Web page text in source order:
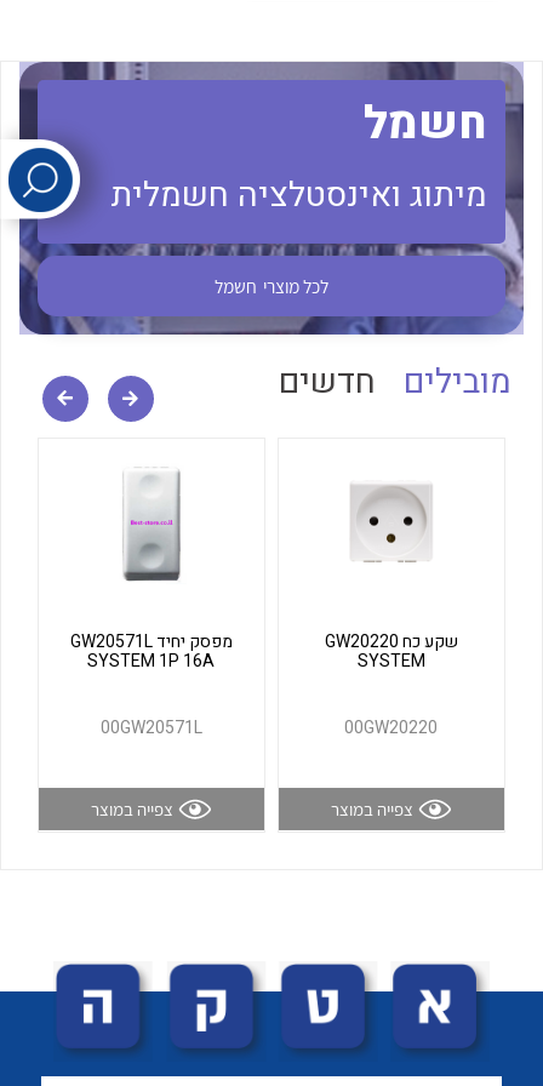
לכל מוצרי היצרן לכל מוצרי היצרן
לכל מוצרי היצרן לכל מוצרי היצרן
חשמל
מיתוג ואינסטלציה חשמלית
לכל מוצרי חשמל
מובילים חדשים
שקע כח GW20220
SYSTEM
00GW20220
צפייה במוצר
מפסק יחיד GW20571L
SYSTEM 1P 16A
00GW20571L
צפייה במוצר